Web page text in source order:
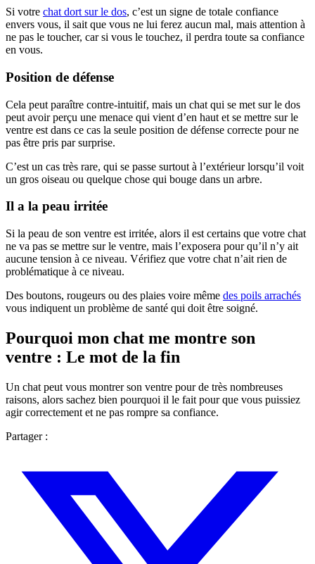
Si votre chat dort sur le dos, c’est un signe de totale confiance
envers vous, il sait que vous ne lui ferez aucun mal, mais attention à
ne pas le toucher, car si vous le touchez, il perdra toute sa confiance
en vous.
Position de défense
Cela peut paraître contre-intuitif, mais un chat qui se met sur le dos
peut avoir perçu une menace qui vient d’en haut et se mettre sur le
ventre est dans ce cas la seule position de défense correcte pour ne
pas être pris par surprise.
C’est un cas très rare, qui se passe surtout à l’extérieur lorsqu’il voit
un gros oiseau ou quelque chose qui bouge dans un arbre.
Il a la peau irritée
Si la peau de son ventre est irritée, alors il est certains que votre chat
ne va pas se mettre sur le ventre, mais l’exposera pour qu’il n’y ait
aucune tension à ce niveau. Vérifiez que votre chat n’ait rien de
problématique à ce niveau.
Des boutons, rougeurs ou des plaies voire même des poils arrachés
vous indiquent un problème de santé qui doit être soigné.
Pourquoi mon chat me montre son
ventre : Le mot de la fin
Un chat peut vous montrer son ventre pour de très nombreuses
raisons, alors sachez bien pourquoi il le fait pour que vous puissiez
agir correctement et ne pas rompre sa confiance.
Partager :